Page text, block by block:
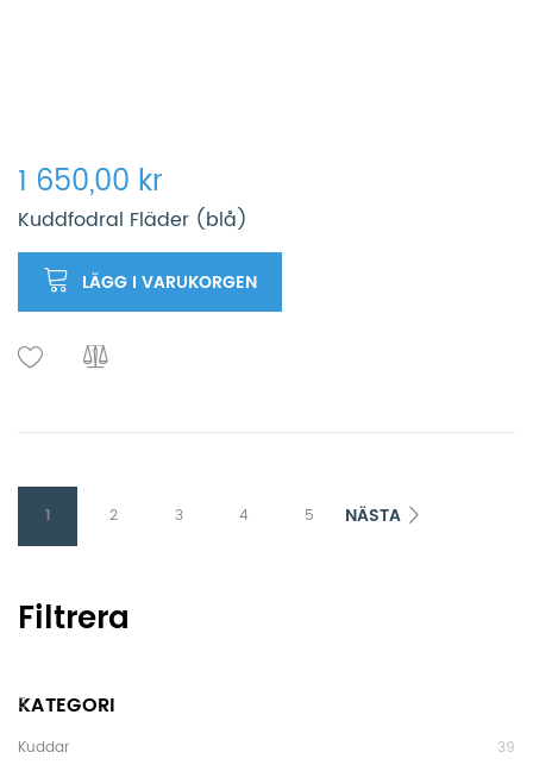
1 650,00 kr
Kuddfodral Fläder (blå)
LÄGG I VARUKORGEN
1 2 3 4 5 NÄSTA
Filtrera
KATEGORI
Kuddar
39